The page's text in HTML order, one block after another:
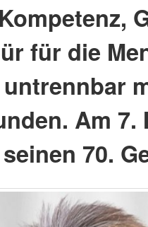
für die
Am 7.
70.